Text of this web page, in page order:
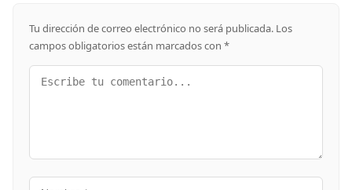
Tu dirección de correo electrónico no será publicada. Los
campos obligatorios están marcados con *